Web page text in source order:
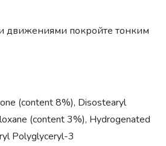
движениями покройте тонким
(content 8%), Disostearyl
(content 3%), Hydrogenated
Polyglyceryl-3